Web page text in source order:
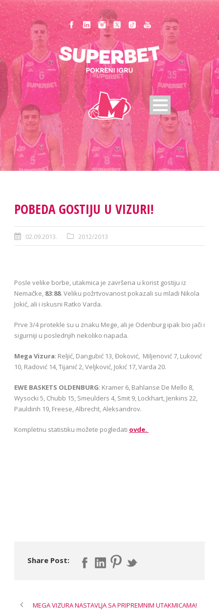
POBEDA GOSTIJU U VIZURI!
02.09.2013. 2012/2013
Posle velike borbe, utakmica je završena u korist gostiju iz
Nemačke, 83:88. Veliku požrtvovanost pokazali su mladi Nikola
Jokić, ali i iskusni Ratko Varda.
Prve 3/4 protekle su u znaku Mege, ali je Odenburg ipak bio jači i
sigurniji u poslednjih nekoliko napada.
Mega Vizura: Reljić, Dangubić 13, Đoković, Miljenović 7, Luković
10, Radović 14, Tijanić 2, Veljković, Jokić 17, Varda 20.
EWE BASKETS OLDENBURG: Kramer 6, Bahlanse De Mello 8,
Wysocki 5, Chubb 15, Smeulders 4, Smit 9, Lockhart, Jenkins 22,
Pauldinh 19, Freese, Albrecht, Aleksandrov.
Kompletnu statistiku možete pogledati ovde.
Share Post:
MEGA VIZURA NASTAVLJA SA PRIPREMNIM UTAKMICAMA!